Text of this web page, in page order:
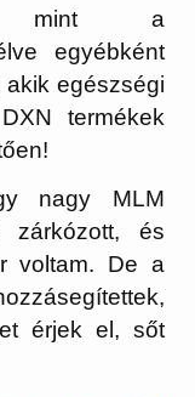
mint a
egyébként
akik egészségi
termékek
nagy MLM
zárkózott, és
voltam. De a
érjek el, sőt